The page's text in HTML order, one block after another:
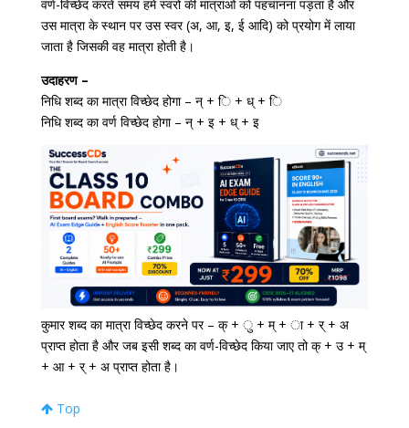
वर्ण-विच्छेद करते समय हमें स्वरों की मात्राओं को पहचानना पड़ता है और
उस मात्रा के स्थान पर उस स्वर (अ, आ, इ, ई आदि) को प्रयोग में लाया
जाता है जिसकी वह मात्रा होती है।
उदाहरण –
निधि शब्द का मात्रा विच्छेद होगा – न् + ि + ध् + ि
निधि शब्द का वर्ण विच्छेद होगा – न् + इ + ध् + इ
कुमार शब्द का मात्रा विच्छेद करने पर – क् + ु + म् + ा + र् + अ
प्राप्त होता है और जब इसी शब्द का वर्ण-विच्छेद किया जाए तो क् + उ + म्
+ आ + र् + अ प्राप्त होता है।
Top